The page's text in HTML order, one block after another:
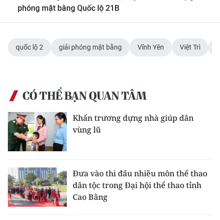
phóng mặt bằng Quốc lộ 21B
quốc lộ 2 giải phóng mặt bằng Vĩnh Yên Việt Trì
CÓ THỂ BẠN QUAN TÂM
Khẩn trương dựng nhà giúp dân
vùng lũ
Đưa vào thi đấu nhiều môn thể thao
dân tộc trong Đại hội thể thao tỉnh
Cao Bằng